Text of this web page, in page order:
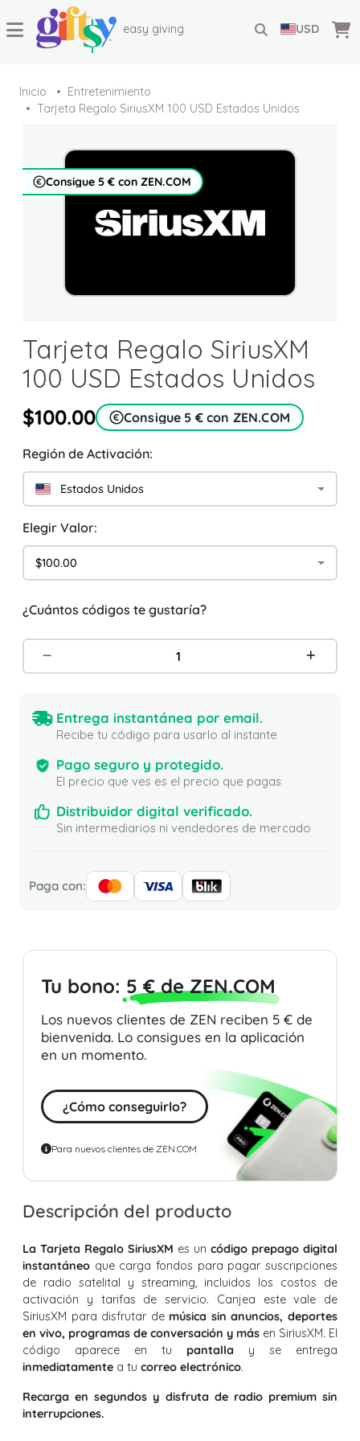
easy giving USD
Inicio
Entretenimiento
Tarjeta Regalo SiriusXM 100 USD Estados Unidos
Consigue 5 € con ZEN.COM
Tarjeta Regalo SiriusXM
100 USD Estados Unidos
$100.00 Consigue 5 € con ZEN.COM
Región de Activación:
Estados Unidos
Elegir Valor:
$100.00
¿Cuántos códigos te gustaría?
Entrega instantánea por email.
Recibe tu código para usarlo al instante
Pago seguro y protegido.
El precio que ves es el precio que pagas
Distribuidor digital verificado.
Sin intermediarios ni vendedores de mercado
Paga con:
Tu bono: 5 € de ZEN.COM
Los nuevos clientes de ZEN reciben 5 € de
bienvenida. Lo consigues en la aplicación
en un momento.
¿Cómo conseguirlo?
Para nuevos clientes de ZEN.COM
Descripción del producto
La Tarjeta Regalo SiriusXM es un código prepago digital
instantáneo que carga fondos para pagar suscripciones
de radio satelital y streaming, incluidos los costos de
activación y tarifas de servicio. Canjea este vale de
SiriusXM para disfrutar de música sin anuncios, deportes
en vivo, programas de conversación y más en SiriusXM. El
código aparece en tu pantalla y se entrega
inmediatamente a tu correo electrónico.
Recarga en segundos y disfruta de radio premium sin
interrupciones.